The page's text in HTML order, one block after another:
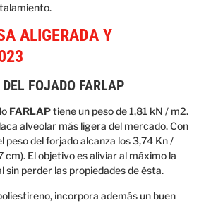
ALIGERADA Y
FOJADO FARLAP
FARLAPtiene un peso de 1,81 kN / m2.
alveolar más ligera del mercado. Con
peso del forjado alcanza los 3,74 Kn /
cm). El objetivo es aliviar al máximo la
sin perder las propiedades de ésta.
incorpora además un buen